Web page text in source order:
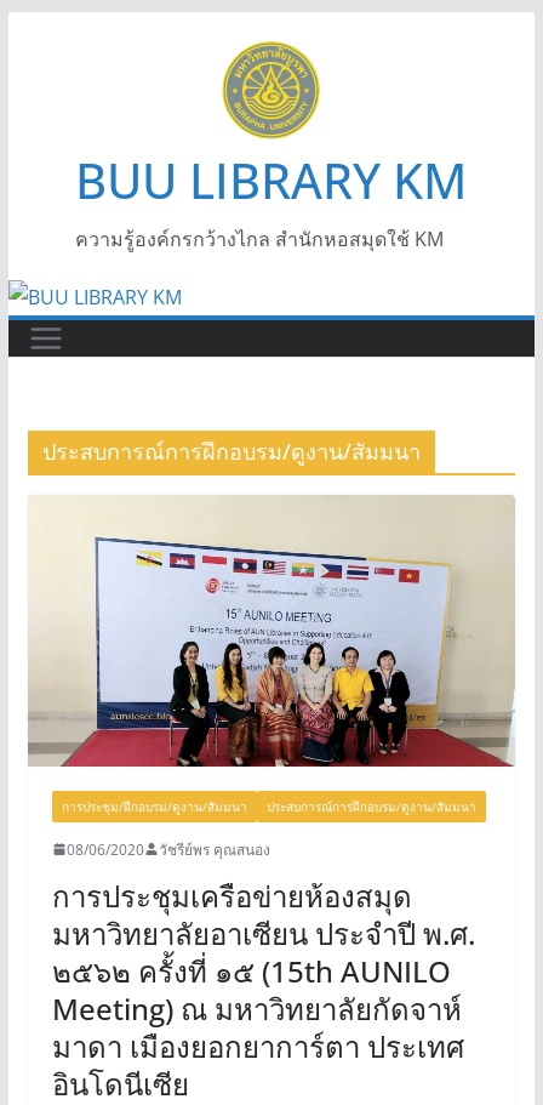
BUU LIBRARY KM
ความรู้องค์กรกว้างไกล สำนักหอสมุดใช้ KM
ประสบการณ์การฝึกอบรม/ดูงาน/สัมมนา
การประชุม/ฝึกอบรม/ดูงาน/สัมมนา ประสบการณ์การฝึกอบรม/ดูงาน/สัมมนา
08/06/2020 วัชรีย์พร คุณสนอง
การประชุมเครือข่ายห้องสมุด
มหาวิทยาลัยอาเซียน ประจำปี พ.ศ.
๒๕๖๒ ครั้งที่ ๑๕ (15th AUNILO
Meeting) ณ มหาวิทยาลัยกัดจาห์
มาดา เมืองยอกยาการ์ตา ประเทศ
อินโดนีเซีย